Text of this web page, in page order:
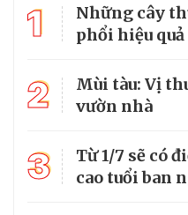
1
Những cây
phổi hiệu
2
Mùi tàu: Vị
vườn nhà
3
Từ 1/7 sẽ có
cao tuổi ban